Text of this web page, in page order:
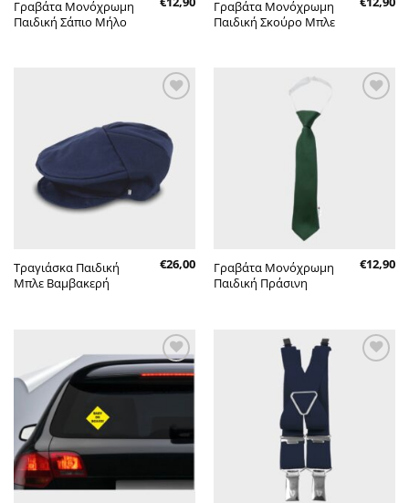
Γραβάτα Μονόχρωμη
Παιδική Σάπιο Μήλο
Γραβάτα Μονόχρωμη
Παιδική Σκούρο Μπλε
στην λίστα
επιθυμητών
Τραγιάσκα Παιδική
Μπλε Βαμβακερή
€26,00
Γραβάτα Μονόχρωμη
Παιδική Πράσινη
€12,90
Πρόσθήκη
επιθυμητών
επιθυμητών